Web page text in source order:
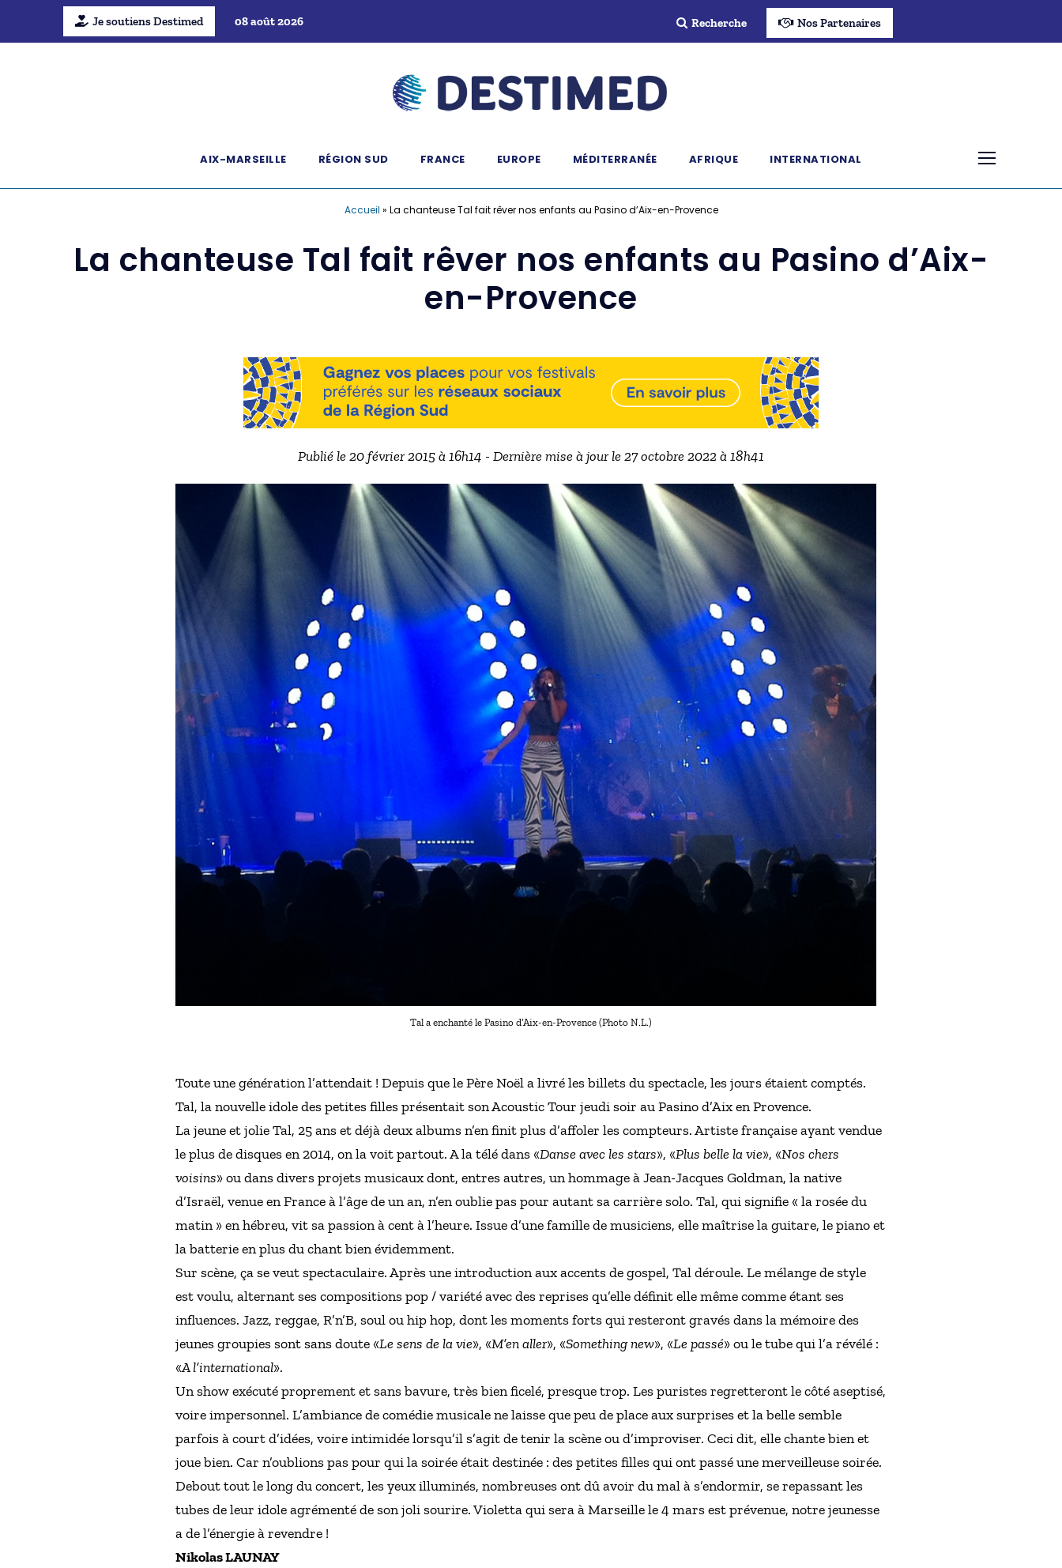
Je soutiens Destimed 08 août 2026 Recherche Nos Partenaires
AIX-MARSEILLE RÉGION SUD FRANCE EUROPE MÉDITERRANÉE AFRIQUE INTERNATIONAL
Accueil » La chanteuse Tal fait rêver nos enfants au Pasino d’Aix-en-Provence
La chanteuse Tal fait rêver nos enfants au Pasino d’Aix-
en-Provence
Publié le 20 février 2015 à 16h14 - Dernière mise à jour le 27 octobre 2022 à 18h41
Tal a enchanté le Pasino d’Aix-en-Provence (Photo N.L.)
Toute une génération l’attendait ! Depuis que le Père Noël a livré les billets du spectacle, les jours étaient comptés.
Tal, la nouvelle idole des petites filles présentait son Acoustic Tour jeudi soir au Pasino d’Aix en Provence.
La jeune et jolie Tal, 25 ans et déjà deux albums n’en finit plus d’affoler les compteurs. Artiste française ayant vendue
le plus de disques en 2014, on la voit partout. A la télé dans «Danse avec les stars», «Plus belle la vie», «Nos chers
voisins» ou dans divers projets musicaux dont, entres autres, un hommage à Jean-Jacques Goldman, la native
d’Israël, venue en France à l’âge de un an, n’en oublie pas pour autant sa carrière solo. Tal, qui signifie « la rosée du
matin » en hébreu, vit sa passion à cent à l’heure. Issue d’une famille de musiciens, elle maîtrise la guitare, le piano et
la batterie en plus du chant bien évidemment.
Sur scène, ça se veut spectaculaire. Après une introduction aux accents de gospel, Tal déroule. Le mélange de style
est voulu, alternant ses compositions pop / variété avec des reprises qu’elle définit elle même comme étant ses
influences. Jazz, reggae, R’n’B, soul ou hip hop, dont les moments forts qui resteront gravés dans la mémoire des
jeunes groupies sont sans doute «Le sens de la vie», «M’en aller», «Something new», «Le passé» ou le tube qui l’a révélé :
«A l’international».
Un show exécuté proprement et sans bavure, très bien ficelé, presque trop. Les puristes regretteront le côté aseptisé,
voire impersonnel. L’ambiance de comédie musicale ne laisse que peu de place aux surprises et la belle semble
parfois à court d’idées, voire intimidée lorsqu’il s’agit de tenir la scène ou d’improviser. Ceci dit, elle chante bien et
joue bien. Car n’oublions pas pour qui la soirée était destinée : des petites filles qui ont passé une merveilleuse soirée.
Debout tout le long du concert, les yeux illuminés, nombreuses ont dû avoir du mal à s’endormir, se repassant les
tubes de leur idole agrémenté de son joli sourire. Violetta qui sera à Marseille le 4 mars est prévenue, notre jeunesse
a de l’énergie à revendre !
Nikolas LAUNAY